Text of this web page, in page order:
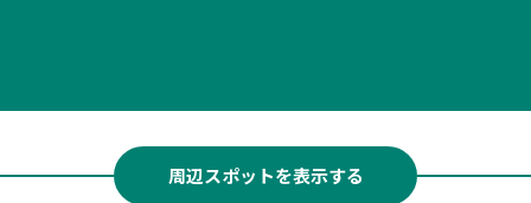
周辺スポットを表示する